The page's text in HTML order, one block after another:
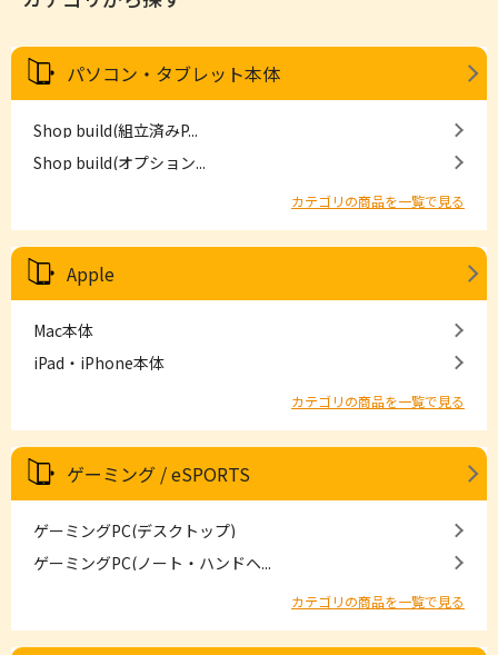
パソコン・タブレット本体
Shop build(組立済みP...
Shop build(オプション...
カテゴリの商品を一覧で見る
Apple
Mac本体
iPad・iPhone本体
カテゴリの商品を一覧で見る
ゲーミング / eSPORTS
ゲーミングPC(デスクトップ)
ゲーミングPC(ノート・ハンドヘ...
カテゴリの商品を一覧で見る